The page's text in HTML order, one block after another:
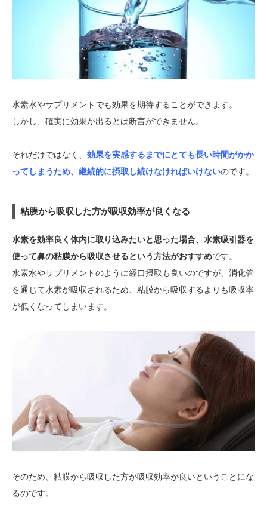
水素水やサプリメントでも効果を期待することができます。
しかし、確実に効果が出るとは断言ができません。
それだけではなく、 効果を実感するまでにとても長い時間がかか
ってしまうため、継続的に摂取し続けなければいけないのです。
粘膜から吸収した方が吸収効率が良くなる
水素を効率良く体内に取り込みたいと思った場合、水素吸引器を
使って鼻の粘膜から吸収させるという方法がおすすめです。
水素水やサプリメントのように経口摂取も良いのですが、消化管
を通じて水素が吸収されるため、粘膜から吸収するよりも吸収率
が低くなってしまいます。
そのため、粘膜から吸収した方が吸収効率が良いということにな
るのです。